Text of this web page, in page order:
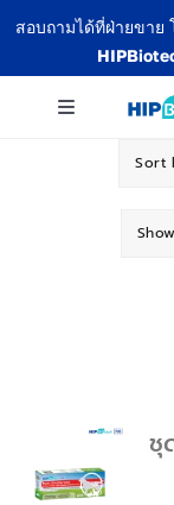
สอบถามได้ที่ฝ่ายขาย
Toggle
Sort
Show
ชุ